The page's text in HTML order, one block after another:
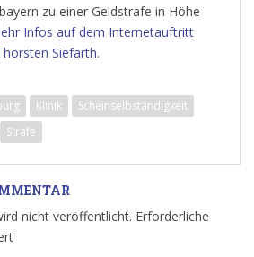
zu einer Geldstrafe in Höhe
Infos auf dem Internetauftritt
Siefarth.
Klinik
Scheinselbständigkeit
Strafe
nicht veröffentlicht. Erforderliche